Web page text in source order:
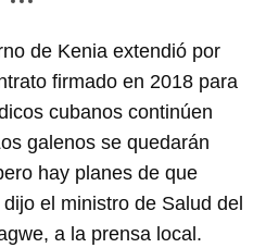
de Kenia extendió por
firmado en 2018 para
cubanos continúen
galenos se quedarán
hay planes de que
el ministro de Salud del
a la prensa local.